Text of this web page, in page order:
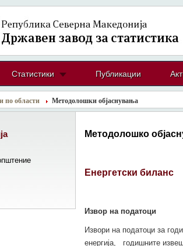
Статистики Публикации
по области Методолошки објаснувања
Методолошко
Енергетски биланс
Извор на податоци
Извори на податоци за
енергија, годишните